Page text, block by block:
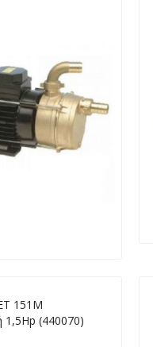
151Μ
1,5Hp (440070)